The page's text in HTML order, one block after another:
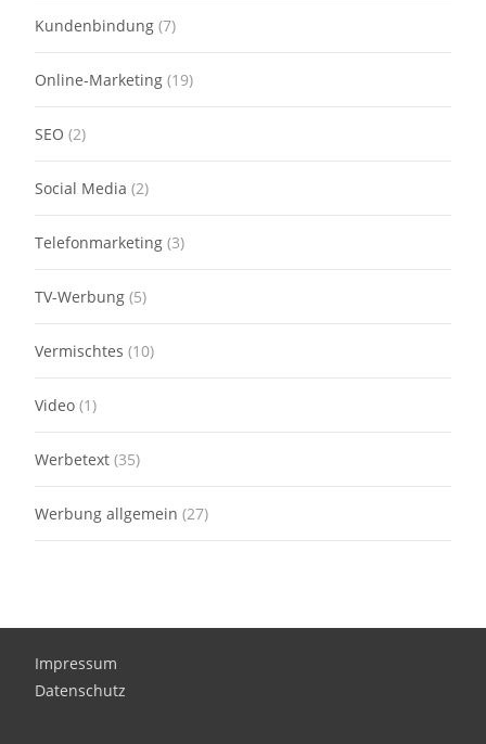
Kundenbindung (7)
Online-Marketing (19)
SEO (2)
Social Media (2)
Telefonmarketing (3)
TV-Werbung (5)
Vermischtes (10)
Video (1)
Werbetext (35)
Werbung allgemein (27)
Impressum
Datenschutz